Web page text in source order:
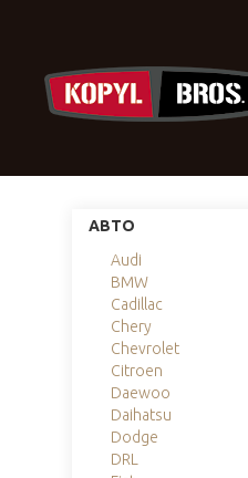
АВТО
Audi
BMW
Cadillac
Chery
Chevrolet
Citroen
Daewoo
Daihatsu
Dodge
DRL